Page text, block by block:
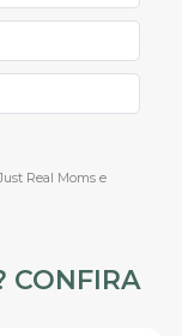
Real Moms e
CONFIRA